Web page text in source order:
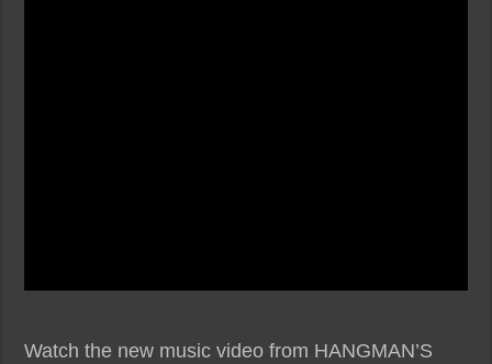
Watch the new music video from HANGMAN’S